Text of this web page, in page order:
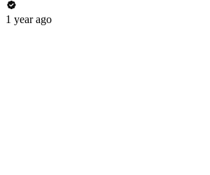
1 year ago